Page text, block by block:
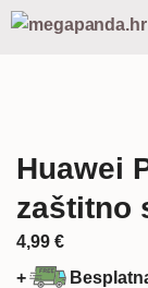
Preskoči
Huawei
zaštitno
4,99 €
+